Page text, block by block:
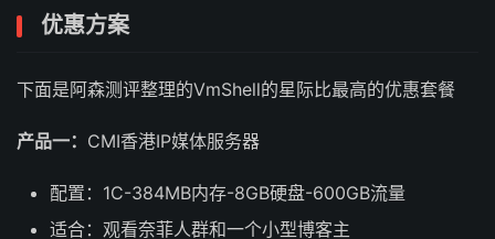
优惠方案
下面是阿森测评整理的VmShell的星际比最高的优惠套餐
产品一： CMI香港IP媒体服务器
配置：1C-384MB内存-8GB硬盘-600GB流量
适合：观看奈菲人群和一个小型博客主